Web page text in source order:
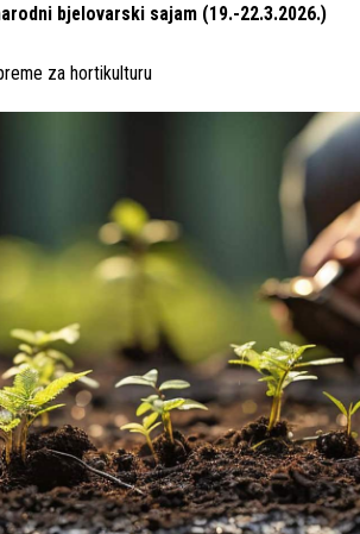
bjelovarski sajam (19.-22.3.2026.)
za hortikulturu